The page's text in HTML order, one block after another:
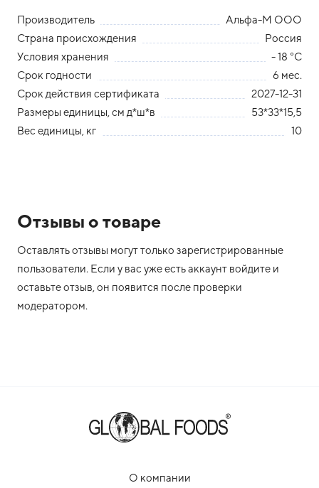
Производитель
Альфа-М ООО
Страна происхождения
Россия
Условия хранения
- 18 °С
Срок годности
6 мес.
Срок действия сертификата
2027-12-31
Размеры единицы, см д*ш*в
53*33*15,5
Вес единицы, кг
10
Отзывы о товаре
Оставлять отзывы могут только зарегистрированные
пользователи. Если у вас уже есть аккаунт войдите и
оставьте отзыв, он появится после проверки
модератором.
О компании